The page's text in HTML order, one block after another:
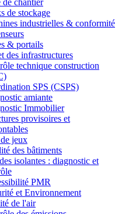
de chantier
de stockage
industrielles & conformité
& portails
des infrastructures
technique construction
SPS (CSPS)
amiante
Immobilier
provisoires et
jeux
des bâtiments
isolantes : diagnostic et
PMR
et Environnement
de l'air